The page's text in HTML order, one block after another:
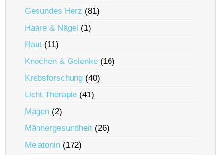
Gesundes Herz (81)
Haare & Nägel (1)
Haut (11)
Knochen & Gelenke (16)
Krebsforschung (40)
Licht Therapie (41)
Magen (2)
Männergesundheit (26)
Melatonin (172)